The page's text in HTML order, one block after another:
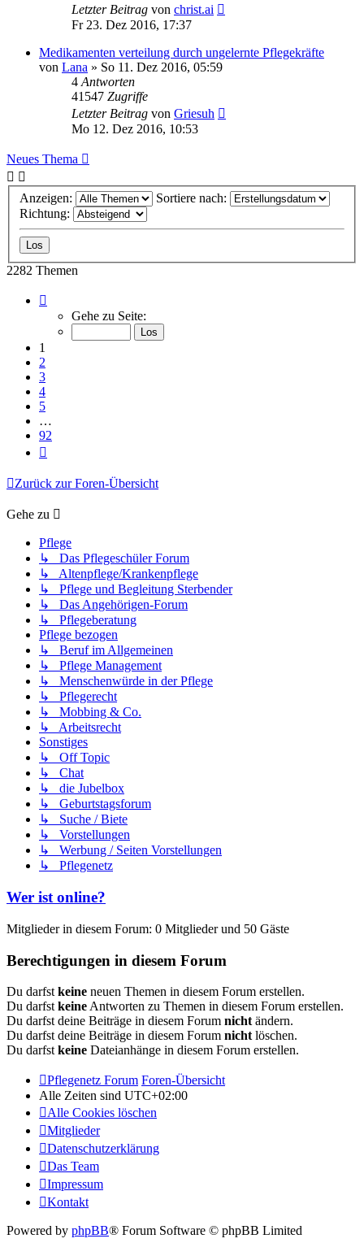
Letzter Beitrag von christ.ai
Fr 23. Dez 2016, 17:37
Medikamenten verteilung durch ungelernte Pflegekräfte
von Lana » So 11. Dez 2016, 05:59
4 Antworten
41547 Zugriffe
Letzter Beitrag von Griesuh
Mo 12. Dez 2016, 10:53
Neues Thema
Anzeigen:
Sortiere nach:
Richtung:
2282 Themen
von
Gehe zu Seite:
1
2
3
4
5
…
92
Zurück zur Foren-Übersicht
Gehe zu
Pflege
↳ Das Pflegeschüler Forum
↳ Altenpflege/Krankenpflege
↳ Pflege und Begleitung Sterbender
↳ Das Angehörigen-Forum
↳ Pflegeberatung
Pflege bezogen
↳ Beruf im Allgemeinen
↳ Pflege Management
↳ Menschenwürde in der Pflege
↳ Pflegerecht
↳ Mobbing & Co.
↳ Arbeitsrecht
Sonstiges
↳ Off Topic
↳ Chat
↳ die Jubelbox
↳ Geburtstagsforum
↳ Suche / Biete
↳ Vorstellungen
↳ Werbung / Seiten Vorstellungen
↳ Pflegenetz
Wer ist online?
Mitglieder in diesem Forum: 0 Mitglieder und 50 Gäste
Berechtigungen in diesem Forum
Du darfst keine neuen Themen in diesem Forum erstellen.
Du darfst keine Antworten zu Themen in diesem Forum erstellen.
Du darfst deine Beiträge in diesem Forum nicht ändern.
Du darfst deine Beiträge in diesem Forum nicht löschen.
Du darfst keine Dateianhänge in diesem Forum erstellen.
Pflegenetz Forum Foren-Übersicht
Alle Zeiten sind UTC+02:00
Alle Cookies löschen
Mitglieder
Datenschutzerklärung
Das Team
Impressum
Kontakt
Powered by phpBB® Forum Software © phpBB Limited